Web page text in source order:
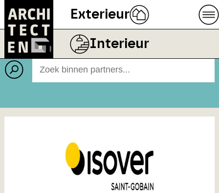
Exterieur
Interieur
Partners